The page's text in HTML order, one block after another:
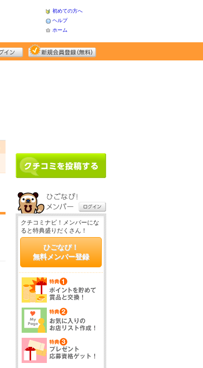
初めての方へ
ヘルプ
ホーム
クチコミナビ！メンバーにな
ると特典盛りだくさん！
ひごなび！
無料メンバー登録